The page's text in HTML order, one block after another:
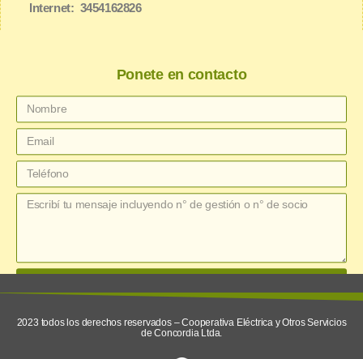
Internet: 3454162826
Ponete en contacto
2023 todos los derechos reservados – Cooperativa Eléctrica y Otros Servicios
de Concordia Ltda.